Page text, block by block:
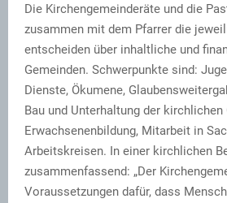
Die Kirchengemeinderäte und die
zusammen mit dem Pfarrer die
entscheiden über inhaltliche und
Gemeinden. Schwerpunkte sind:
Dienste, Ökumene,
Bau und Unterhaltung der kirchlichen
Erwachsenenbildung, Mitarbeit in
Arbeitskreisen. In einer kirchlichen
zusammenfassend: „Der
Voraussetzungen dafür, dass